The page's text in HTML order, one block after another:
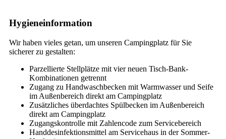
Hygieneinformation
Wir haben vieles getan, um unseren Campingplatz für Sie
sicherer zu gestalten:
Parzellierte Stellplätze mit vier neuen Tisch-Bank-
Kombinationen getrennt
Zugang zu Handwaschbecken mit Warmwasser und Seife
im Außenbereich direkt am Campingplatz
Zusätzliches überdachtes Spülbecken im Außenbereich
direkt am Campingplatz
Zugangskontrolle mit Zahlencode zum Servicebereich
Handdesinfektionsmittel am Servicehaus in der Sommer-